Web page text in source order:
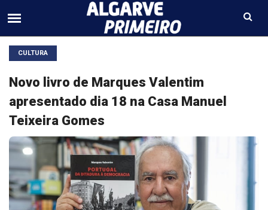
CULTURA
Novo livro de Marques Valentim
apresentado dia 18 na Casa Manuel
Teixeira Gomes